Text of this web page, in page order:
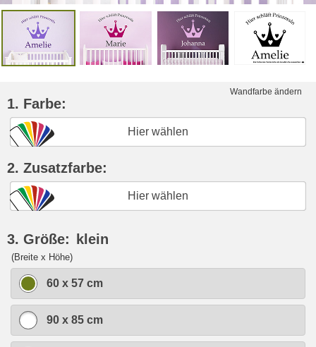
Wandfarbe ändern
1. Farbe:
Hier wählen
2. Zusatzfarbe:
Hier wählen
3. Größe: klein
(Breite x Höhe)
60 x 57 cm
90 x 85 cm